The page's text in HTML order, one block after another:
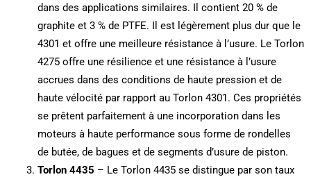
dans des applications similaires. Il contient 20 % de
graphite et 3 % de PTFE. Il est légèrement plus dur que le
4301 et offre une meilleure résistance à l’usure. Le Torlon
4275 offre une résilience et une résistance à l’usure
accrues dans des conditions de haute pression et de
haute vélocité par rapport au Torlon 4301. Ces propriétés
se prêtent parfaitement à une incorporation dans les
moteurs à haute performance sous forme de rondelles
de butée, de bagues et de segments d’usure de piston.
Torlon 4435 – Le Torlon 4435 se distingue par son taux